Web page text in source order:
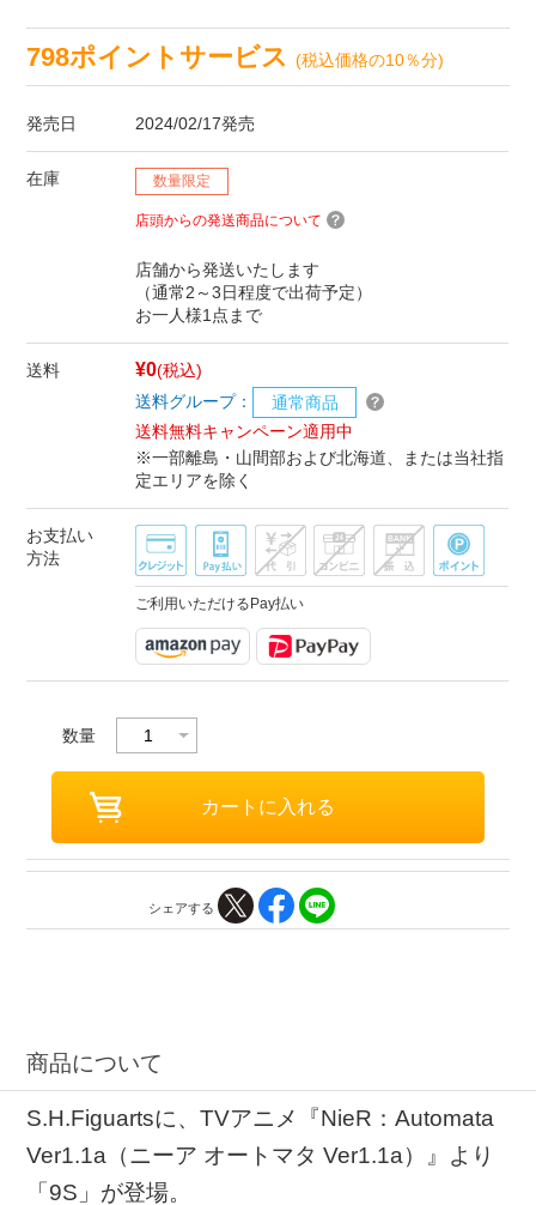
798ポイントサービス(税込価格の10％分)
発売日 2024/02/17発売
在庫 数量限定
店頭からの発送商品について
店舗から発送いたします
（通常2～3日程度で出荷予定）
お一人様1点まで
送料 ¥0(税込)
送料グループ：
通常商品
送料無料キャンペーン適用中
※一部離島・山間部および北海道、または当社指
定エリアを除く
お支払い
方法
ご利用いただけるPay払い
数量
シェアする
商品について
S.H.Figuartsに、TVアニメ『NieR：Automata
Ver1.1a（ニーア オートマタ Ver1.1a）』より
「9S」が登場。